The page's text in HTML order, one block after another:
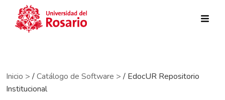
Inicio > /Catálogo de Software > / EdocUR Repositorio
Institucional